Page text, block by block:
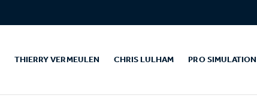
THIERRY VERMEULEN CHRIS LULHAM PRO SIMULATION